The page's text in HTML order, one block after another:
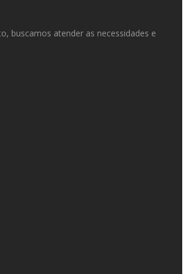
buscamos atender as necessidades e